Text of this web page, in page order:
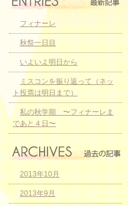
フィナーレ
秋祭一日目
いよいよ明日から
ミスコンを振り返って（ネッ
ト投票は明日まで）
私の秋学期 〜フィナーレま
であと４日〜
2013年10月
2013年9月